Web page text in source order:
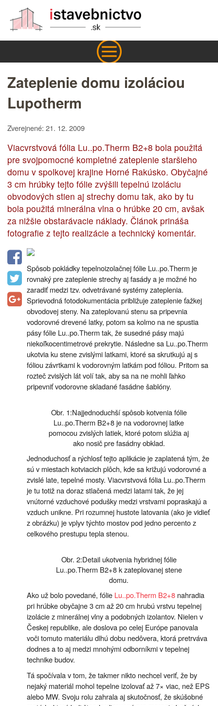
Zateplenie domu izoláciou
Lupotherm
Zverejnené: 21. 12. 2009
Viacvrstvová fólia Lu..po.Therm B2+8 bola použitá
pre svojpomocné kompletné zateplenie staršieho
domu v spolkovej krajine Horné Rakúsko. Obyčajné
3 cm hrúbky tejto fólie zvýšili tepelnú izoláciu
obvodových stien aj strechy domu tak, ako by tu
bola použitá minerálna vlna o hrúbke 20 cm, avšak
za nižšie obstarávacie náklady. Článok prináša
fotografie z tejto realizácie a technický komentár.
Spôsob pokládky tepelnoizolačnej fólie Lu..po.Therm je
rovnaký pre zateplenie strechy aj fasády a je možné ho
zaradiť medzi tzv. odvetrávané systémy zateplenia.
Sprievodná fotodokumentácia približuje zateplenie ťažkej
obvodovej steny. Na zateplovanú stenu sa pripevnia
vodorovné drevené latky, potom sa kolmo na ne spustia
pásy fólie Lu..po.Therm tak, že susedné pásy majú
niekoľkocentimetrové prekrytie. Následne sa Lu..po.Therm
ukotvia ku stene zvislými latkami, ktoré sa skrutkujú aj s
fóliou závrtkami k vodorovným latkám pod fóliou. Pritom sa
rozteč zvislých lát volí tak, aby sa na ne mohli ľahko
pripevniť vodorovne skladané fasádne šablóny.
Obr. 1:Najjednoduchší spôsob kotvenia fólie
Lu..po.Therm B2+8 je na vodorovnej latke
pomocou zvislých latiek, ktoré potom slúžia aj
ako nosič pre fasádny obklad.
Jednoduchosť a rýchlosť tejto aplikácie je zaplatená tým, že
sú v miestach kotviacich plôch, kde sa križujú vodorovné a
zvislé late, tepelné mosty. Viacvrstvová fólia Lu..po.Therm
je tu totiž na doraz stlačená medzi latami tak, že jej
vnútorné vzduchové podušky medzi vrstvami popraskajú a
vzduch unikne. Pri rozumnej hustote latovania (ako je vidieť
z obrázku) je vplyv týchto mostov pod jedno percento z
celkového prestupu tepla stenou.
Obr. 2:Detail ukotvenia hybridnej fólie
Lu..po.Therm B2+8 k zateplovanej stene
domu.
Ako už bolo povedané, fólie Lu..po.Therm B2+8 nahradia
pri hrúbke obyčajne 3 cm až 20 cm hrubú vrstvu tepelnej
izolácie z minerálnej vlny a podobných izolantov. Nielen v
Českej republike, ale doslova po celej Európe panovala
voči tomuto materiálu dlhú dobu nedôvera, ktorá pretrváva
dodnes a to aj medzi mnohými odborníkmi v tepelnej
technike budov.
Tá spočívala v tom, že takmer nikto nechcel veriť, že by
nejaký materiál mohol tepelne izolovať až 7× viac, než EPS
alebo MW. Svoju rolu zahrala aj skutočnosť, že skúšobné